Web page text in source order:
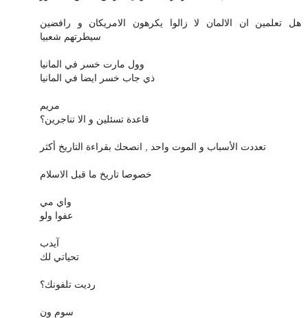
هل تعلمين ان الالمان لا زالوا يكرهون الامريكان و رافضين
سيطرتهم شعبيا
وول مارت خسر في المانيا
ذي جاب خسر ايضا في المانيا
مريم
قاعدة تسئلين و الا تناجرين؟
تعددت الأسباب و الموت واحد , انصحك بقراءة التاريخ أكثر
خصوصا تاريخ ما قبل الاسلام
واي مي
عفوا ولو
آيدب
تحياتي لك
رديت تلفونك؟
سوم ون